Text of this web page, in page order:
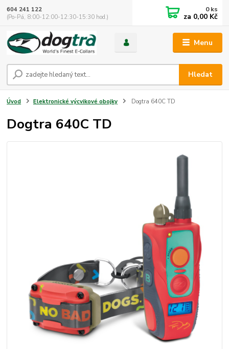
Menu
Hledat
604 241 122
(Po-Pá, 8:00-12:00-12:30-15:30 hod.)
0ks
za 0,00 Kč
Úvod Elektronické výcvikové obojky Dogtra 640C TD
Dogtra 640C TD